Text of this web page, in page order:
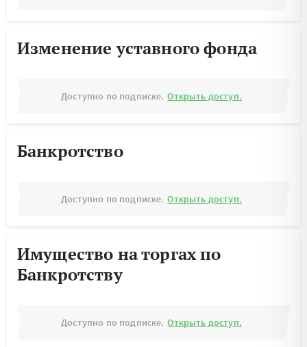
Изменение уставного фонда
Доступно по подписке. Открыть доступ.
Банкротство
Доступно по подписке. Открыть доступ.
Имущество на торгах по
Банкротству
Доступно по подписке. Открыть доступ.